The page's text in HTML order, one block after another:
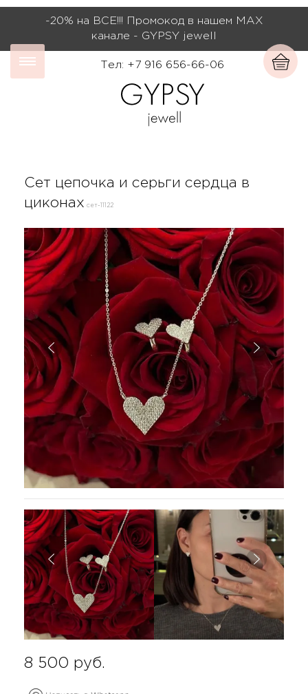
-20% на ВСЕ!!! Промокод в нашем МАХ
канале - GYPSY jewell
Тел: +7 916 656-66-06
Сет цепочка и серьги сердца в
циконах сет-11122
8 500 руб.